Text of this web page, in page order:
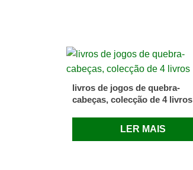
livros de jogos de quebra-
cabeças, colecção de 4 livros
LER MAIS